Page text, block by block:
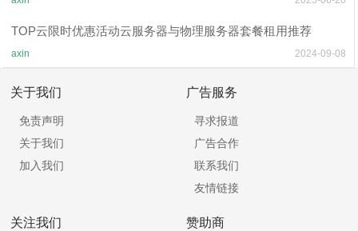
TOP云限时优惠活动云服务器与物理服务器套餐租用推荐
axin 2024-09-08
关于我们
免责声明
关于我们
加入我们
广告服务
寻求报道
广告合作
联系我们
友情链接
关注我们 赞助商